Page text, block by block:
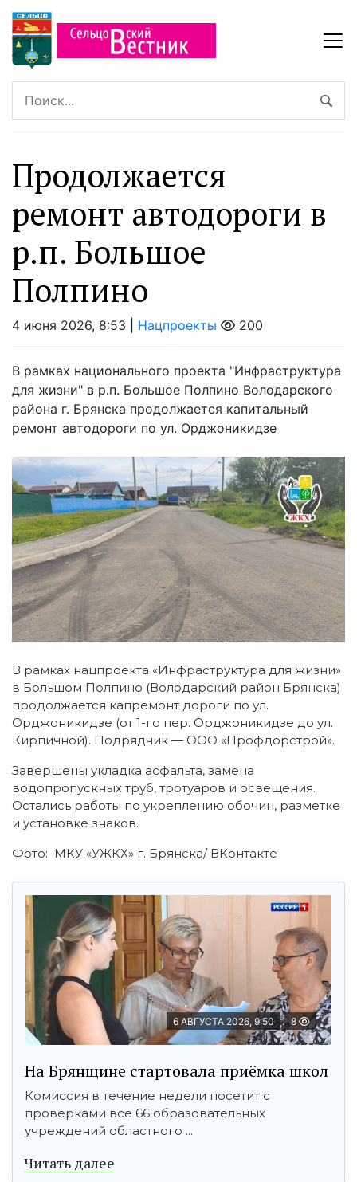
Продолжается
ремонт автодороги в
р.п. Большое
Полпино
4 июня 2026, 8:53 | Нацпроекты 200
В рамках национального проекта "Инфраструктура
для жизни" в р.п. Большое Полпино Володарского
района г. Брянска продолжается капитальный
ремонт автодороги по ул. Орджоникидзе
В рамках нацпроекта «Инфраструктура для жизни»
в Большом Полпино (Володарский район Брянска)
продолжается капремонт дороги по ул.
Орджоникидзе (от 1-го пер. Орджоникидзе до ул.
Кирпичной). Подрядчик — ООО «Профдорстрой».
Завершены укладка асфальта, замена
водопропускных труб, тротуаров и освещения.
Остались работы по укреплению обочин, разметке
и установке знаков.
Фото: МКУ «УЖКХ» г. Брянска/ ВКонтакте
6 АВГУСТА 2026, 9:50 8
На Брянщине стартовала приёмка школ
Комиссия в течение недели посетит с
проверками все 66 образовательных
учреждений областного ...
Читать далее